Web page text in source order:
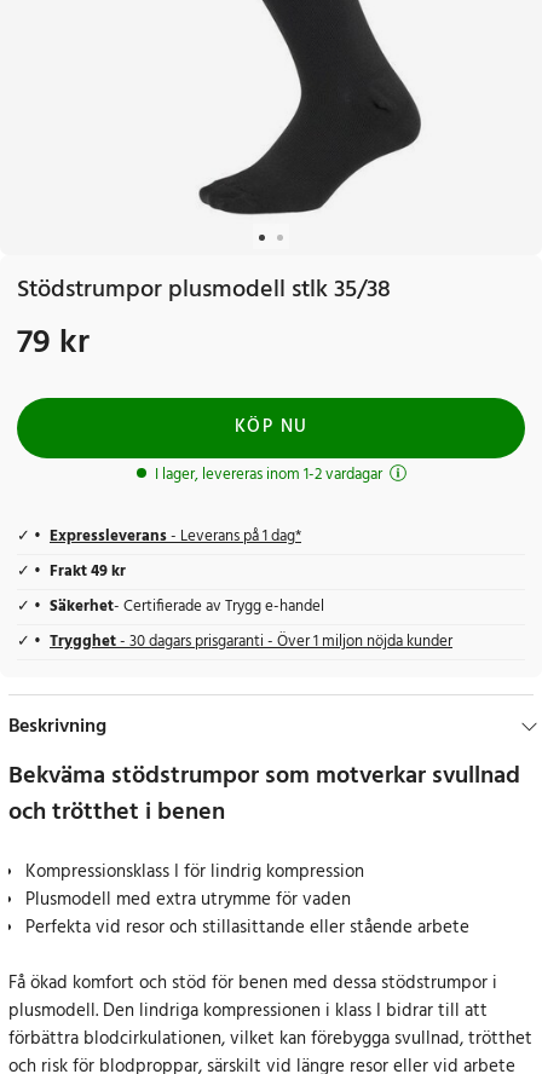
Stödstrumpor plusmodell stlk 35/38
Pris: 79 kr
79 kr
KÖP NU
I lager, levereras inom 1-2 vardagar
Expressleverans- Leverans på 1 dag*
Frakt 49 kr
Säkerhet- Certifierade av Trygg e-handel
Trygghet- 30 dagars prisgaranti - Över 1 miljon nöjda kunder
Beskrivning
Bekväma stödstrumpor som motverkar svullnad
och trötthet i benen
Kompressionsklass I för lindrig kompression
Plusmodell med extra utrymme för vaden
Perfekta vid resor och stillasittande eller stående arbete
Få ökad komfort och stöd för benen med dessa stödstrumpor i
plusmodell. Den lindriga kompressionen i klass I bidrar till att
förbättra blodcirkulationen, vilket kan förebygga svullnad, trötthet
och risk för blodproppar, särskilt vid längre resor eller vid arbete